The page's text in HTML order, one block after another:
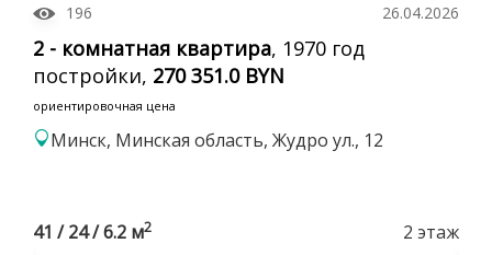
196 26.04.2026
2 - комнатная квартира, 1970 год
постройки, 270 351.0 BYN
ориентировочная цена
Минск, Минская область, Жудро ул., 12
41 / 24 / 6.2 м2
2 этаж